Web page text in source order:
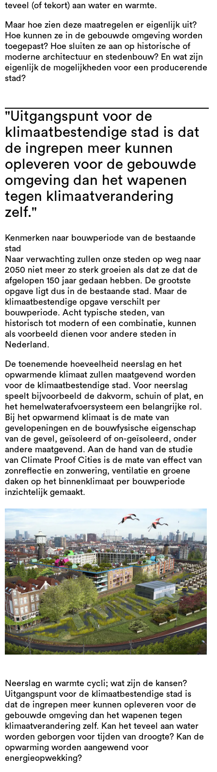
teveel (of tekort) aan water en warmte.
Maar hoe zien deze maatregelen er eigenlijk uit?
Hoe kunnen ze in de gebouwde omgeving worden
toegepast? Hoe sluiten ze aan op historische of
moderne architectuur en stedenbouw? En wat zijn
eigenlijk de mogelijkheden voor een producerende
stad?
"Uitgangspunt voor de
klimaatbestendige stad is dat
de ingrepen meer kunnen
opleveren voor de gebouwde
omgeving dan het wapenen
tegen klimaatverandering
zelf."
Kenmerken naar bouwperiode van de bestaande
stad
Naar verwachting zullen onze steden op weg naar
2050 niet meer zo sterk groeien als dat ze dat de
afgelopen 150 jaar gedaan hebben. De grootste
opgave ligt dus in de bestaande stad. Maar de
klimaatbestendige opgave verschilt per
bouwperiode. Acht typische steden, van
historisch tot modern of een combinatie, kunnen
als voorbeeld dienen voor andere steden in
Nederland.
De toenemende hoeveelheid neerslag en het
opwarmende klimaat zullen maatgevend worden
voor de klimaatbestendige stad. Voor neerslag
speelt bijvoorbeeld de dakvorm, schuin of plat, en
het hemelwaterafvoersysteem een belangrijke rol.
Bij het opwarmend klimaat is de mate van
gevelopeningen en de bouwfysische eigenschap
van de gevel, geïsoleerd of on-geïsoleerd, onder
andere maatgevend. Aan de hand van de studie
van Climate Proof Cities is de mate van effect van
zonreflectie en zonwering, ventilatie en groene
daken op het binnenklimaat per bouwperiode
inzichtelijk gemaakt.
Neerslag en warmte cycli; wat zijn de kansen?
Uitgangspunt voor de klimaatbestendige stad is
dat de ingrepen meer kunnen opleveren voor de
gebouwde omgeving dan het wapenen tegen
klimaatverandering zelf. Kan het teveel aan water
worden geborgen voor tijden van droogte? Kan de
opwarming worden aangewend voor
energieopwekking?